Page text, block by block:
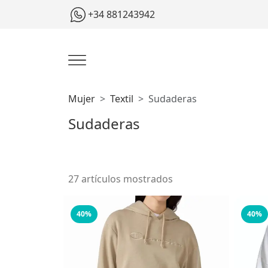
+34 881243942
Mujer Textil Sudaderas
Sudaderas
27 artículos mostrados
40% 40%